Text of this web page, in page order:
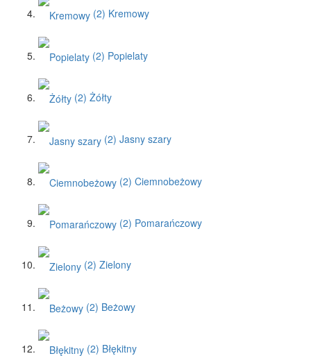
(2) Kremowy
(2) Popielaty
(2) Żółty
(2) Jasny szary
(2) Ciemnobeżowy
(2) Pomarańczowy
(2) Zielony
(2) Beżowy
(2) Błękitny